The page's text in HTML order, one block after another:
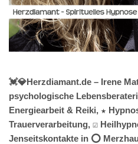
💓️💎Herzdiamant.de – Irene
psychologische
Energiearbeit & Reiki, ★
Trauerverarbeitung, ☑️
Jenseitskontakte in ⭕